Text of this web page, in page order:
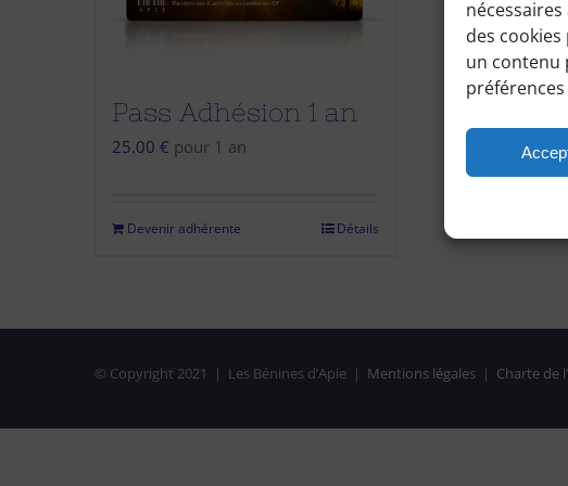
des
un contenu
Pass Adhésion 1 an
25.00 € pour 1 an
Devenir adhérente Détails
© Copyright 2021 | Les Bénines d’Apie | Mentions légales| Charte de